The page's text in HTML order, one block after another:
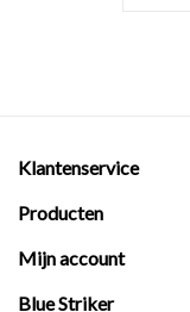
Klantenservice
Producten
Mijn account
Blue Striker